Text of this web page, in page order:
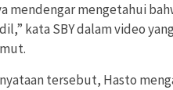
mendengar mengetahui
kata SBY dalam video
tersebut, Hasto